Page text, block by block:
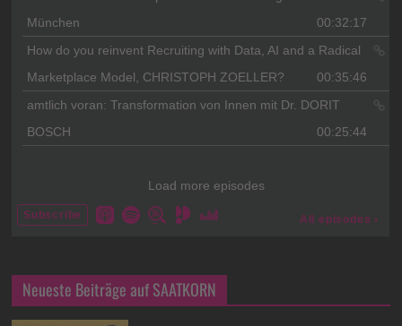
Neueste Beiträge auf SAATKORN